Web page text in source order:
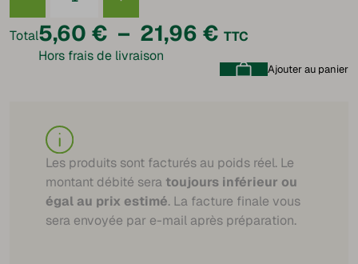
de
Saucisse
flamm
Total5,60 € – 21,96 € Plage
de
à
21,96 €
TTC
Hors frais de livraison
Ajouter au panier
Les produits sont facturés au poids réel. Le
montant débité sera toujours inférieur ou
égal au prix estimé. La facture finale vous
sera envoyée par e-mail après préparation.